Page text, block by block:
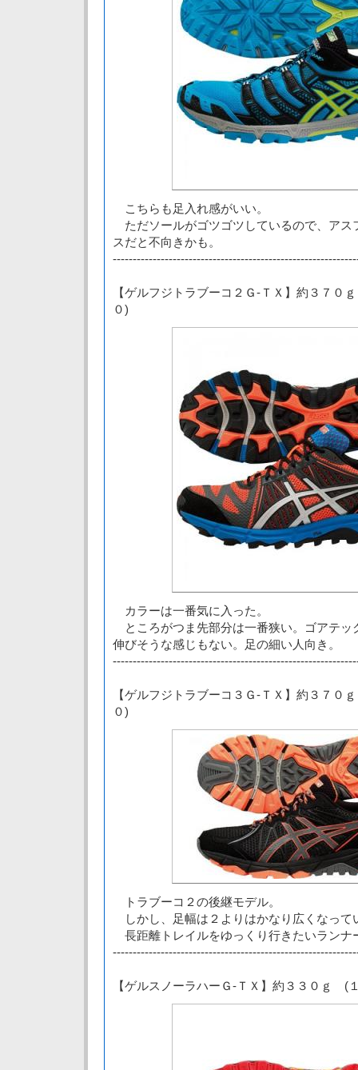
こちらも足入れ感がいい。
ただソールがゴツゴツしているので、アス
スだと不向きかも。
【ゲルフジトラブーコ２Ｇ-ＴＸ】約３７
０)
カラーは一番気に入った。
ところがつま先部分は一番狭い。ゴアテッ
伸びそうな感じもない。足の細い人向き。
【ゲルフジトラブーコ３Ｇ-ＴＸ】約３７
０)
トラブーコ２の後継モデル。
しかし、足幅は２よりはかなり広くなって
長距離トレイルをゆっくり行きたいランナ
【ゲルスノーラハーＧ-ＴＸ】約３３０ｇ (